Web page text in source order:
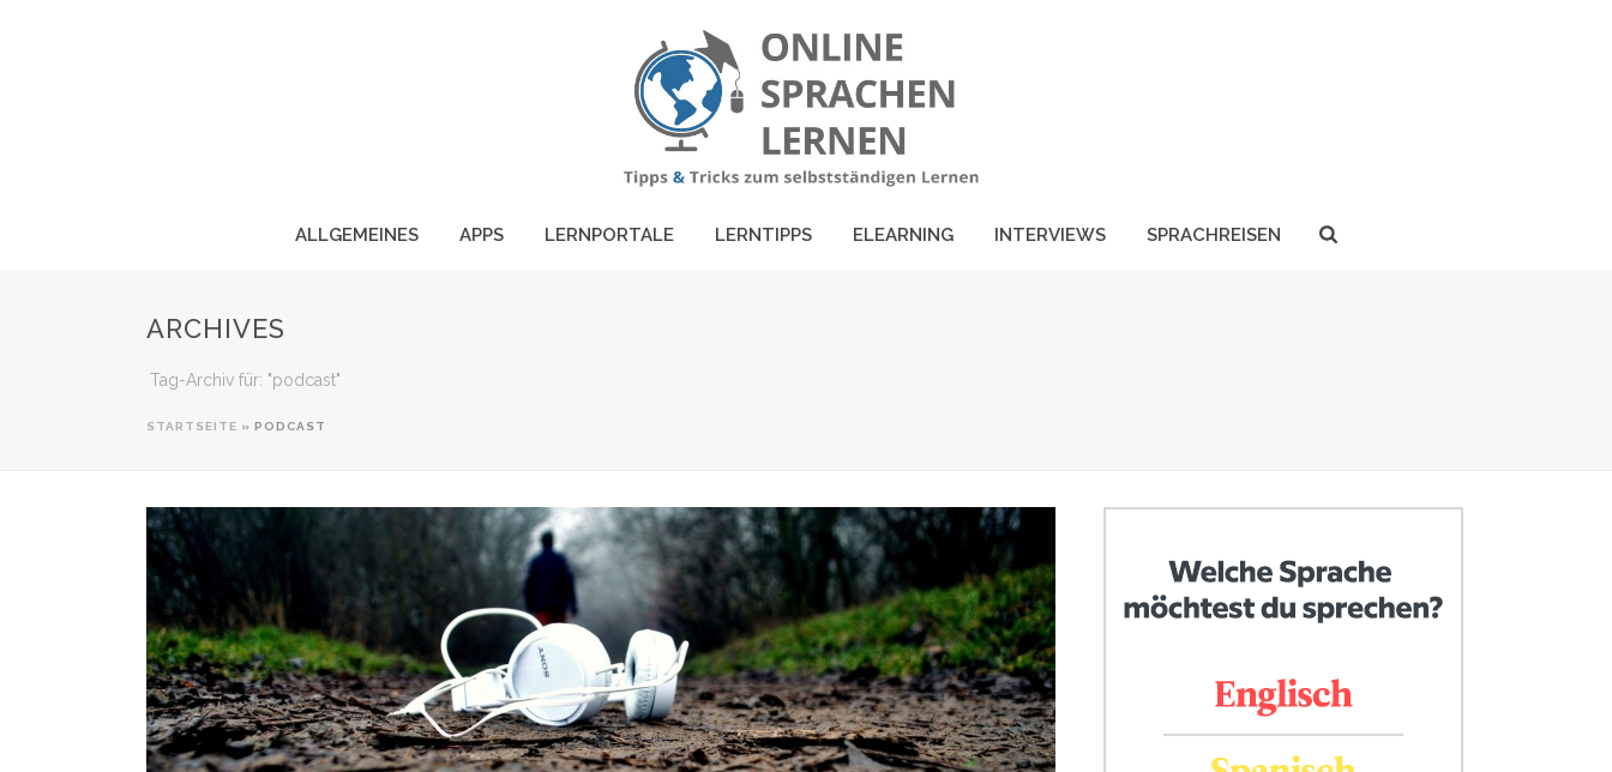
ALLGEMEINES APPS LERNPORTALE LERNTIPPS ELEARNING INTERVIEWS SPRACHREISEN
ARCHIVES
Tag-Archiv für: "podcast"
STARTSEITE » PODCAST